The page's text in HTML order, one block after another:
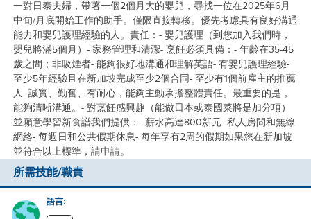
一對日泰夫婦，帶著一個2個月大的嬰兒，尋找一位在2025年6月
中旬/月底開始工作的助手。僅限直接轉移。優先考慮具有良好溝通
能力和嬰兒護理經驗的人。責任：- 嬰兒護理（到您加入我們時，
嬰兒將滿5個月）- 家務管理和清潔- 烹飪必須具備：- 年齡在35-45
歲之間；非吸煙者- 能夠很好地溝通和理解英語- 有嬰兒護理經驗-
至少5年經驗且在新加坡完成至少2個合同- 至少有1個前雇主的推薦
人- 誠實、勤奮、有耐心，能夠主動承擔整體責任。最重要的是，
能夠清晰溝通。- 對烹飪感興趣（能做日本或泰國菜將是加分項）
並願意學習新食譜我們提供：- 薪水高達800新元- 私人房間和無線
網絡- 每週日和公共假期休息- 每年享有2周的假期如果您在新加坡
並符合以上標準，請申請。
所需技能/職責
語言: